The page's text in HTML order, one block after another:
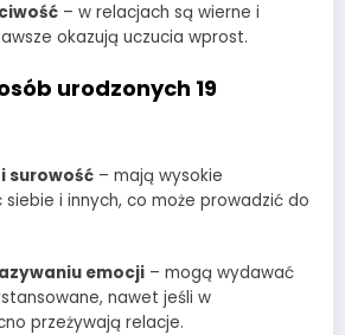
– w relacjach są wierne i
okazują uczucia wprost.
urodzonych 19
surowość – mają wysokie
i innych, co może prowadzić do
emocji – mogą wydawać
nawet jeśli w
przeżywają relacje.